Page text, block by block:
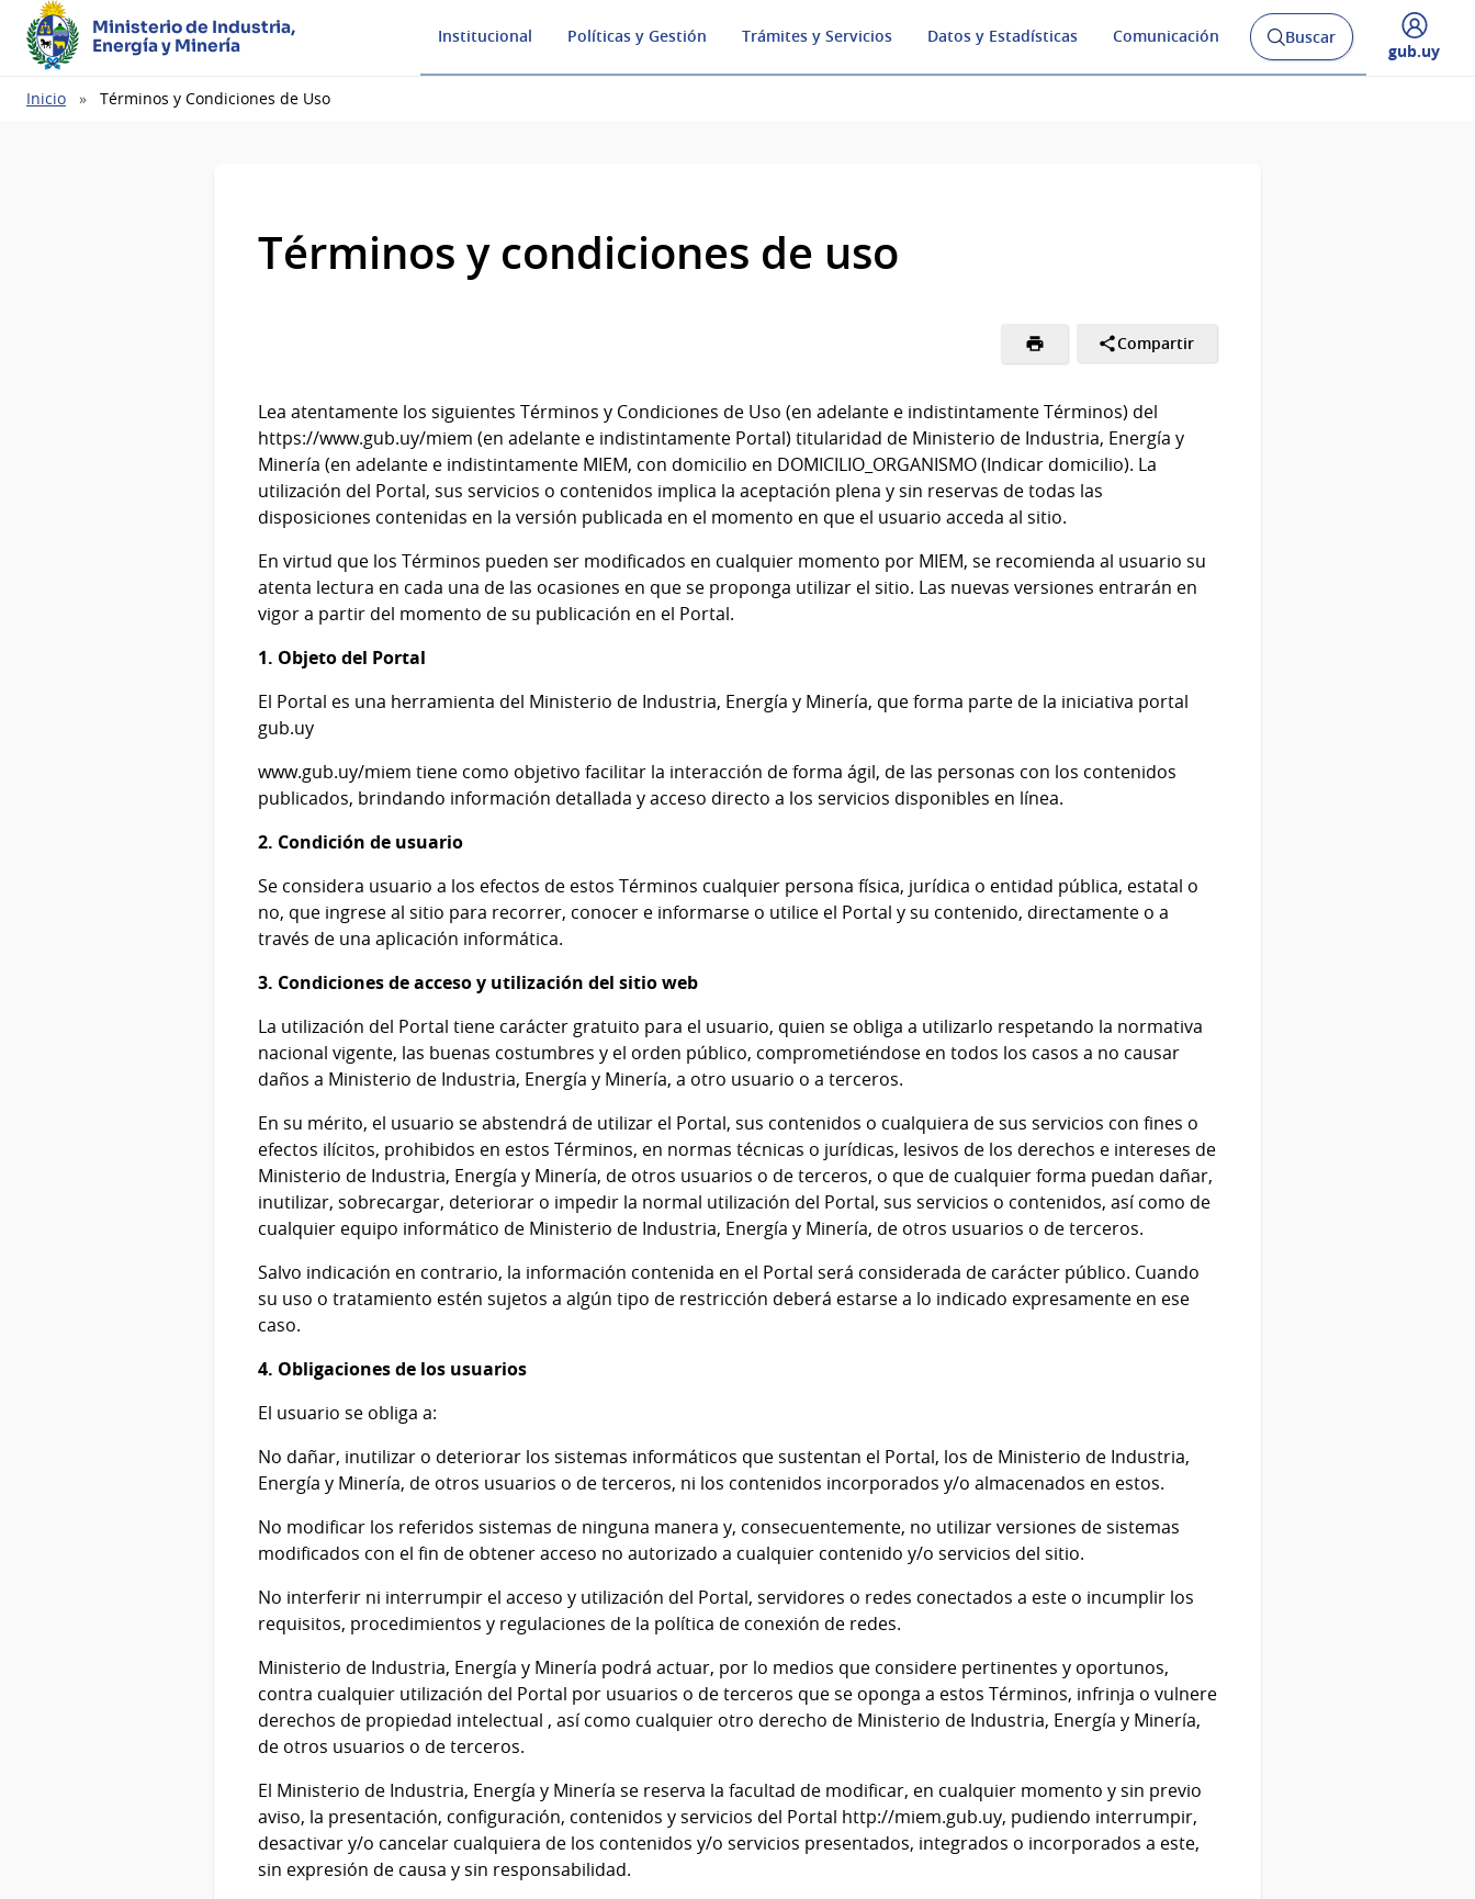
Ministerio de Industria,
Energía y Minería
Institucional Políticas y Gestión Trámites y Servicios Datos y Estadísticas Comunicación
Abrir
buscador
Buscar
Desplegar
gub.uy
Ruta
Inicio Términos y Condiciones de Uso
Términos y condiciones de uso
Compartir
Lea atentamente los siguientes Términos y Condiciones de Uso (en adelante e indistintamente Términos) del
https://www.gub.uy/miem (en adelante e indistintamente Portal) titularidad de Ministerio de Industria, Energía y
Minería (en adelante e indistintamente MIEM, con domicilio en DOMICILIO_ORGANISMO (Indicar domicilio). La
utilización del Portal, sus servicios o contenidos implica la aceptación plena y sin reservas de todas las
disposiciones contenidas en la versión publicada en el momento en que el usuario acceda al sitio.
En virtud que los Términos pueden ser modificados en cualquier momento por MIEM, se recomienda al usuario su
atenta lectura en cada una de las ocasiones en que se proponga utilizar el sitio. Las nuevas versiones entrarán en
vigor a partir del momento de su publicación en el Portal.
1. Objeto del Portal
El Portal es una herramienta del Ministerio de Industria, Energía y Minería, que forma parte de la iniciativa portal
gub.uy
www.gub.uy/miem tiene como objetivo facilitar la interacción de forma ágil, de las personas con los contenidos
publicados, brindando información detallada y acceso directo a los servicios disponibles en línea.
2. Condición de usuario
Se considera usuario a los efectos de estos Términos cualquier persona física, jurídica o entidad pública, estatal o
no, que ingrese al sitio para recorrer, conocer e informarse o utilice el Portal y su contenido, directamente o a
través de una aplicación informática.
3. Condiciones de acceso y utilización del sitio web
La utilización del Portal tiene carácter gratuito para el usuario, quien se obliga a utilizarlo respetando la normativa
nacional vigente, las buenas costumbres y el orden público, comprometiéndose en todos los casos a no causar
daños a Ministerio de Industria, Energía y Minería, a otro usuario o a terceros.
En su mérito, el usuario se abstendrá de utilizar el Portal, sus contenidos o cualquiera de sus servicios con fines o
efectos ilícitos, prohibidos en estos Términos, en normas técnicas o jurídicas, lesivos de los derechos e intereses de
Ministerio de Industria, Energía y Minería, de otros usuarios o de terceros, o que de cualquier forma puedan dañar,
inutilizar, sobrecargar, deteriorar o impedir la normal utilización del Portal, sus servicios o contenidos, así como de
cualquier equipo informático de Ministerio de Industria, Energía y Minería, de otros usuarios o de terceros.
Salvo indicación en contrario, la información contenida en el Portal será considerada de carácter público. Cuando
su uso o tratamiento estén sujetos a algún tipo de restricción deberá estarse a lo indicado expresamente en ese
caso.
4. Obligaciones de los usuarios
El usuario se obliga a:
No dañar, inutilizar o deteriorar los sistemas informáticos que sustentan el Portal, los de Ministerio de Industria,
Energía y Minería, de otros usuarios o de terceros, ni los contenidos incorporados y/o almacenados en estos.
No modificar los referidos sistemas de ninguna manera y, consecuentemente, no utilizar versiones de sistemas
modificados con el fin de obtener acceso no autorizado a cualquier contenido y/o servicios del sitio.
No interferir ni interrumpir el acceso y utilización del Portal, servidores o redes conectados a este o incumplir los
requisitos, procedimientos y regulaciones de la política de conexión de redes.
Ministerio de Industria, Energía y Minería podrá actuar, por lo medios que considere pertinentes y oportunos,
contra cualquier utilización del Portal por usuarios o de terceros que se oponga a estos Términos, infrinja o vulnere
derechos de propiedad intelectual , así como cualquier otro derecho de Ministerio de Industria, Energía y Minería,
de otros usuarios o de terceros.
El Ministerio de Industria, Energía y Minería se reserva la facultad de modificar, en cualquier momento y sin previo
aviso, la presentación, configuración, contenidos y servicios del Portal http://miem.gub.uy, pudiendo interrumpir,
desactivar y/o cancelar cualquiera de los contenidos y/o servicios presentados, integrados o incorporados a este,
sin expresión de causa y sin responsabilidad.